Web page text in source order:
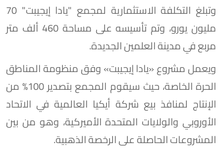
وتبلغ التكلفة الاستثمارية لمجمع "يادا إيجيبت" 70
مليون يورو، وتم تأسيسه على مساحة 460 ألف متر
مربع في مدينة العلمين الجديدة.
ويعمل مشروع «يادا إيجيبت» وفق منظومة المناطق
الحرة الخاصة، حيث سيقوم المجمع بتصدير 100% من
الإنتاج لمنافذ بيع شركة أيكيا العالمية في الاتحاد
الأوروبي والولايات المتحدة الأميركية، وهو من بين
المشروعات الحاصلة على الرخصة الذهبية.